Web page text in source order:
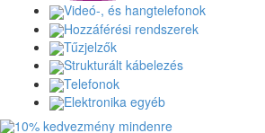
Videó-, és hangtelefonok
Hozzáférési rendszerek
Tűzjelzők
Strukturált kábelezés
Telefonok
Elektronika egyéb